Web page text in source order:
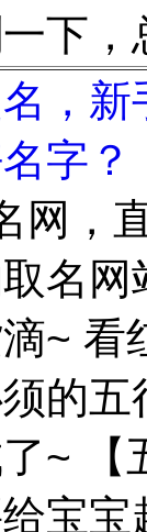
一下
，
字？
网，
名
~ 看
的
~ 【
宝